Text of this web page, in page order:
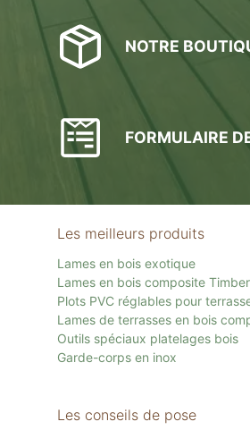
NOTRE
FORMULAIRE
Les meilleurs produits
Lames en bois exotique
Lames en bois composite
Plots PVC réglables pour
Lames de terrasses en bois
Outils spéciaux platelages bois
Garde-corps en inox
Les conseils de pose